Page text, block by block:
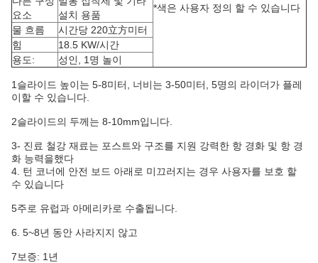
*색은 사용자 정의 할 수 있습니다
요소
설치 용품
물 흐름
시간당 220立方미터
힘
18.5 KW/시간
용도:
성인, 1명 놀이
1슬라이드 높이는 5-8미터, 너비는 3-50미터, 5명의 라이더가 플레
이할 수 있습니다.
2슬라이드의 두께는 8-10mm입니다.
3- 진료 철강 재료는 포스트와 구조를 지원 강력한 항 경화 및 항 경
화 능력을했다
4. 턴 코너에 안전 보드 아래로 미끄러지는 경우 사용자를 보호 할
수 있습니다
5주로 유럽과 아메리카로 수출됩니다.
6. 5~8년 동안 사라지지 않고
7보증: 1년